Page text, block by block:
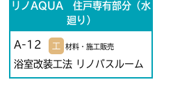
リノAQUA 住戸専有部分（水
廻り）
A-12 工 材料・施工販売
浴室改装工法 リノバスルーム